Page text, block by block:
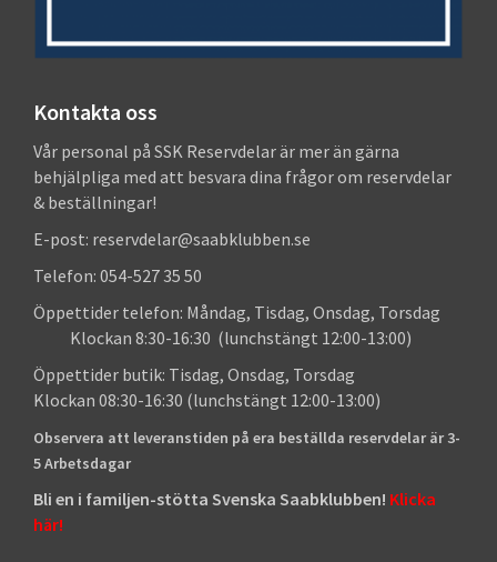
Kontakta oss
Vår personal på SSK Reservdelar är mer än gärna
behjälpliga med att besvara dina frågor om reservdelar
& beställningar!
E-post: reservdelar@saabklubben.se
Telefon: 054-527 35 50
Öppettider telefon: Måndag, Tisdag, Onsdag, Torsdag
Klockan 8:30-16:30 (lunchstängt 12:00-13:00)
Öppettider butik: Tisdag, Onsdag, Torsdag
Klockan 08:30-16:30 (lunchstängt 12:00-13:00)
Observera att leveranstiden på era beställda reservdelar är 3-
5 Arbetsdagar
Bli en i familjen-stötta Svenska Saabklubben! Klicka
här!